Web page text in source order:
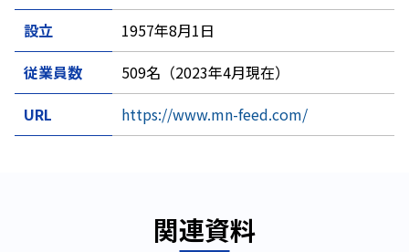
設立
1957年8月1日
従業員数
509名（2023年4月現在）
URL
https://www.mn-feed.com/
関連資料